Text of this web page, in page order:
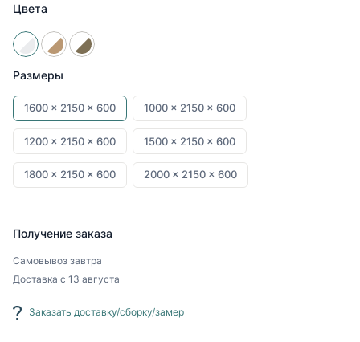
Цвета
Размеры
1600 x 2150 x 600 1000 x 2150 x 600
1200 x 2150 x 600 1500 x 2150 x 600
1800 x 2150 x 600 2000 x 2150 x 600
Получение заказа
Самовывоз завтра
Доставка с 13 августа
Заказать доставку/сборку/замер